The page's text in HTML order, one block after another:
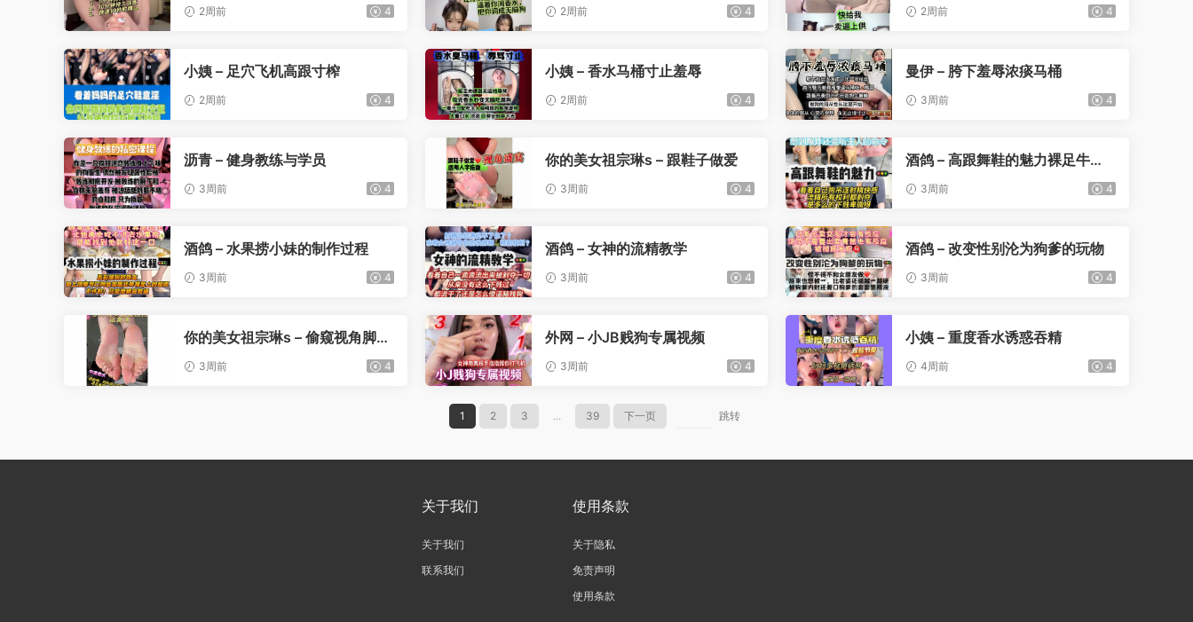
2周前 4 2周前 4 2周前 4
小姨 – 足穴飞机高跟寸榨
2周前 4
小姨 – 香水马桶寸止羞辱
2周前 4
曼伊 – 胯下羞辱浓痰马桶
3周前 4
沥青 – 健身教练与学员
3周前 4
你的美女祖宗琳s – 跟鞋子做爱
3周前 4
酒鸽 – 高跟舞鞋的魅力裸足牛仔
3周前 4
酒鸽 – 水果捞小妹的制作过程
3周前 4
酒鸽 – 女神的流精教学
3周前 4
酒鸽 – 改变性别沦为狗爹的玩物
3周前 4
你的美女祖宗琳s – 偷窥视角脚底
3周前 4
外网 – 小JB贱狗专属视频
3周前 4
小姨 – 重度香水诱惑吞精
4周前 4
1 2 3 ... 39 下一页 跳转
关于我们
关于我们
联系我们
使用条款
关于隐私
免责声明
使用条款